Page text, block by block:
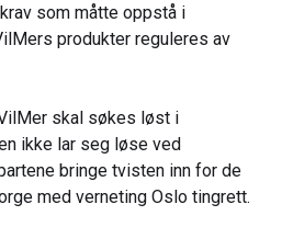
som måtte oppstå i
produkter reguleres av
skal søkes løst i
ikke lar seg løse ved
bringe tvisten inn for de
med verneting Oslo tingrett.